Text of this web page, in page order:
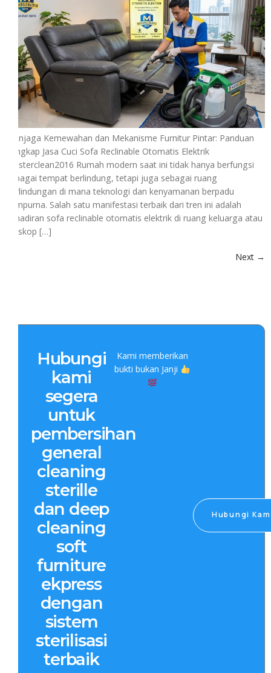
Menjaga Kemewahan dan Mekanisme Furnitur Pintar: Panduan
Lengkap Jasa Cuci Sofa Reclinable Otomatis Elektrik
Masterclean2016 Rumah modern saat ini tidak hanya berfungsi
sebagai tempat berlindung, tetapi juga sebagai ruang
perlindungan di mana teknologi dan kenyamanan berpadu
sempurna. Salah satu manifestasi terbaik dari tren ini adalah
kehadiran sofa reclinable otomatis elektrik di ruang keluarga atau
bioskop […]
Next →
Hubungi
kami
segera
untuk
pembersihan
general
cleaning
sterille
dan deep
cleaning
soft
furniture
ekpress
dengan
sistem
sterilisasi
terbaik
Kami memberikan
bukti bukan Janji
Hubungi